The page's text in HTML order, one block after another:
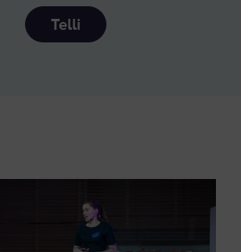
Telli